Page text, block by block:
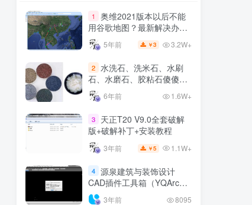
1
奥维2021版本以后不能
用谷歌地图？最新解决办法
苹果安卓电脑
5年前 ￥3 3.2W+
2
水洗石、洗米石、水刷
石、水磨石、胶粘石傻傻分
不清楚
6年前 1.6W+
3
天正T20 V9.0全套破解
版+破解补丁+安装教程
3年前 ￥5 1.1W+
4 源泉建筑与装饰设计
CAD插件工具箱（YQArch
6.7.4）
3年前 8095